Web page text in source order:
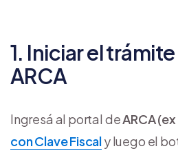
1. Iniciar el
ARCA
Ingresá al portal deARCA (ex
con Clave Fiscaly luego el